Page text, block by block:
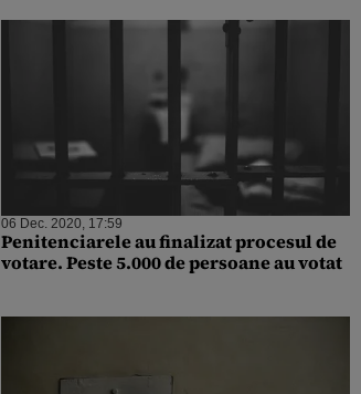
acuzații aduc Guvernului
06 Dec. 2020, 17:59
Penitenciarele au finalizat procesul de
votare. Peste 5.000 de persoane au votat